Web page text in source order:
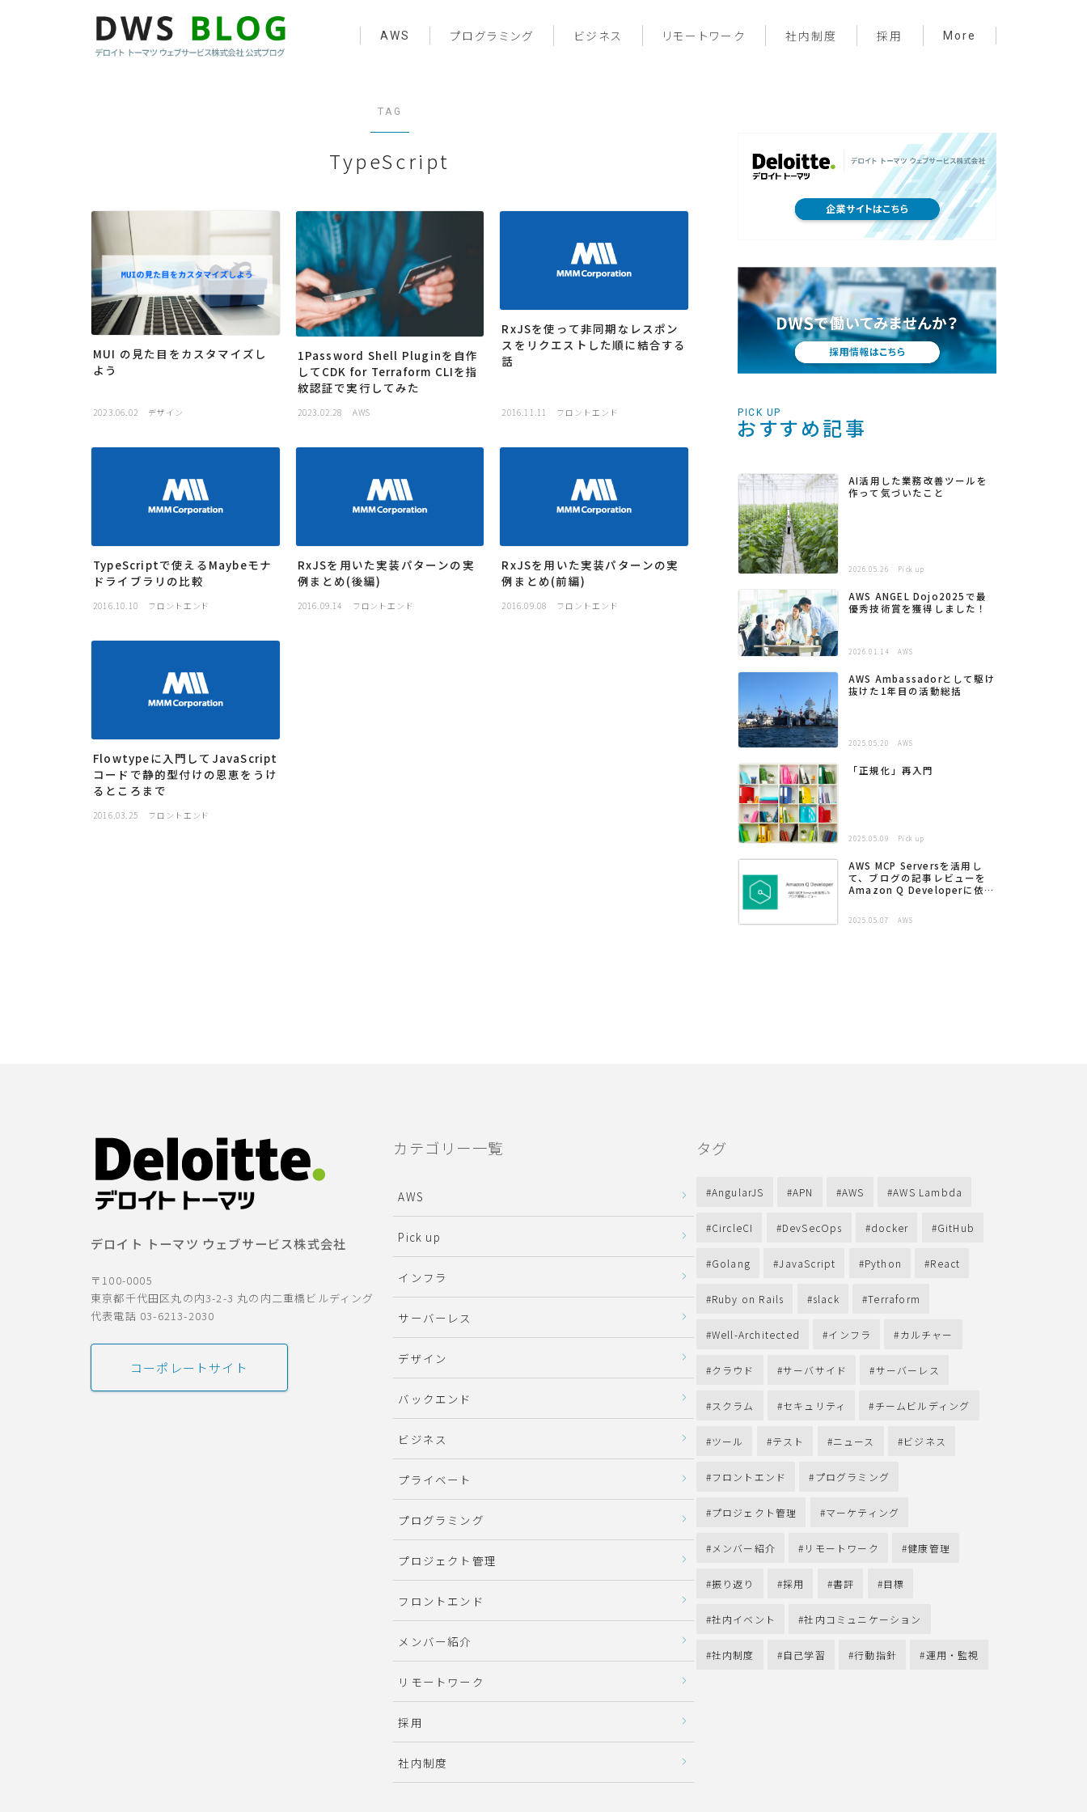
AWS プログラミング ビジネス リモートワーク 社内制度 採用 More
サーバーレス
プライベート
メンバー紹介
TAG
TypeScript
MUI の見た目をカスタマイズし
よう
2023.06.02 デザイン
1Password Shell Pluginを自作
してCDK for Terraform CLIを指
紋認証で実行してみた
2023.02.28 AWS
RxJSを使って非同期なレスポン
スをリクエストした順に結合する
話
2016.11.11 フロントエンド
TypeScriptで使えるMaybeモナ
ドライブラリの比較
2016.10.10 フロントエンド
RxJSを用いた実装パターンの実
例まとめ(後編)
2016.09.14 フロントエンド
RxJSを用いた実装パターンの実
例まとめ(前編)
2016.09.08 フロントエンド
Flowtypeに入門してJavaScript
コードで静的型付けの恩恵をうけ
るところまで
2016.03.25 フロントエンド
PICK UP
おすすめ記事
AI活用した業務改善ツールを
作って気づいたこと
2026.05.26 Pick up
AWS ANGEL Dojo2025で最
優秀技術賞を獲得しました！
2026.01.14 AWS
AWS Ambassadorとして駆け
抜けた1年目の活動総括
2025.05.20 AWS
「正規化」再入門
2025.05.09 Pick up
AWS MCP Serversを活用し
て、ブログの記事レビューを
Amazon Q Developerに依頼
2025.05.07 AWS
デロイト トーマツ ウェブサービス株式会社
〒100-0005
東京都千代田区丸の内3-2-3 丸の内二重橋ビルディング
代表電話 03-6213-2030
コーポレートサイト
カテゴリー一覧
AWS
Pick up
インフラ
サーバーレス
デザイン
バックエンド
ビジネス
プライベート
プログラミング
プロジェクト管理
フロントエンド
メンバー紹介
リモートワーク
採用
社内制度
タグ
AngularJS APN AWS AWS Lambda
CircleCI DevSecOps docker GitHub
Golang JavaScript Python React
Ruby on Rails slack Terraform
Well-Architected インフラ カルチャー
クラウド サーバサイド サーバーレス
スクラム セキュリティ チームビルディング
ツール テスト ニュース ビジネス
フロントエンド プログラミング
プロジェクト管理 マーケティング
メンバー紹介 リモートワーク 健康管理
振り返り 採用 書評 目標
社内イベント 社内コミュニケーション
社内制度 自己学習 行動指針 運用・監視